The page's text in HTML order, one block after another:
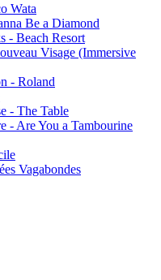
Wata
Be a Diamond
- Beach Resort
Visage (Immersive
- Roland
- The Table
- Are You a Tambourine
Vagabondes